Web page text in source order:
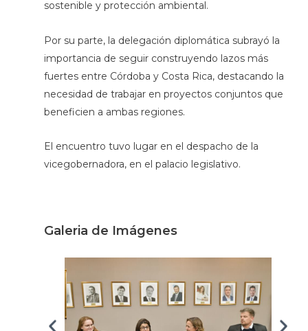
sostenible y protección ambiental​.
Por su parte, la delegación diplomática subrayó la
importancia de seguir construyendo lazos más
fuertes entre Córdoba y Costa Rica, destacando la
necesidad de trabajar en proyectos conjuntos que
beneficien a ambas regiones.
El encuentro tuvo lugar en el despacho de la
vicegobernadora, en el palacio legislativo.
Galeria de Imágenes